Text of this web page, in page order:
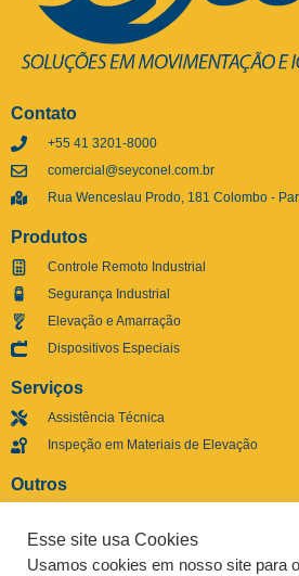
Contato
+55 41 3201-8000
comercial@seyconel.com.br
Rua Wenceslau Prodo, 181 Colombo -
Produtos
Controle Remoto Industrial
Segurança Industrial
Elevação e Amarração
Dispositivos Especiais
Serviços
Assistência Técnica
Inspeção em Materiais de Elevação
Outros
Politica de Privacidade
Mapa do Site
Esse site usa Cookies
Usamos cookies em nosso site para